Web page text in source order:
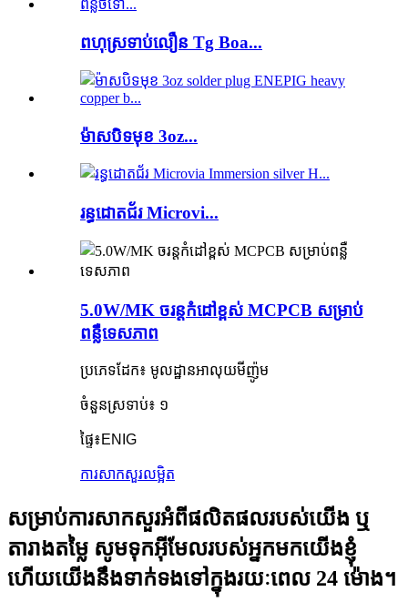
ពហុស្រទាប់លឿន Tg Boa...
ម៉ាសបិទមុខ 3oz...
រន្ធដោតជ័រ Microvi...
5.0W/MK ចរន្តកំដៅខ្ពស់ MCPCB សម្រាប់
ពន្លឺទេសភាព
ប្រភេទដែក៖ មូលដ្ឋានអាលុយមីញ៉ូម
ចំនួនស្រទាប់៖ ១
ផ្ទៃ៖ENIG
ការសាកសួរលម្អិត
សម្រាប់ការសាកសួរអំពីផលិតផលរបស់យើង ឬ
តារាងតម្លៃ សូមទុកអ៊ីមែលរបស់អ្នកមកយើងខ្ញុំ
ហើយយើងនឹងទាក់ទងទៅក្នុងរយៈពេល 24 ម៉ោង។